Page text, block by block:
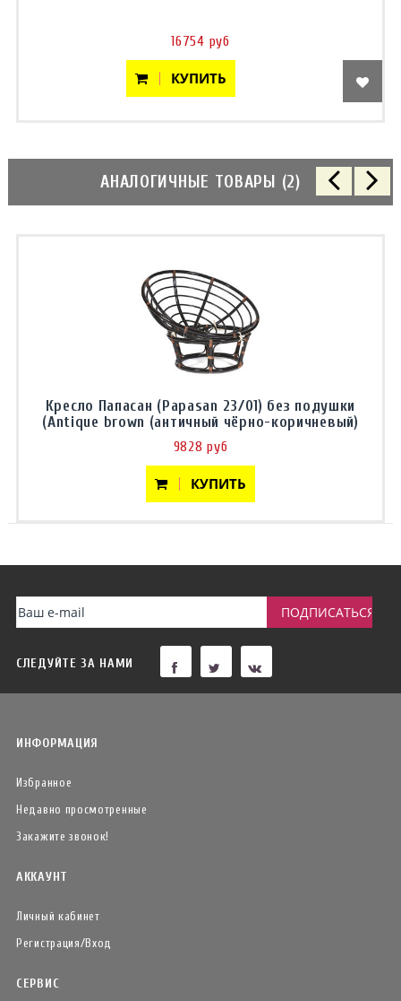
16754 руб
КУПИТЬ
АНАЛОГИЧНЫЕ ТОВАРЫ (2)
Кресло Папасан (Papasan 23/01) без подушки
(Antique brown (античный чёрно-коричневый)
9828 руб
КУПИТЬ
СЛЕДУЙТЕ ЗА НАМИ
ИНФОРМАЦИЯ
Избранное
Недавно просмотренные
Закажите звонок!
АККАУНТ
Личный кабинет
Регистрация/Вход
СЕРВИС